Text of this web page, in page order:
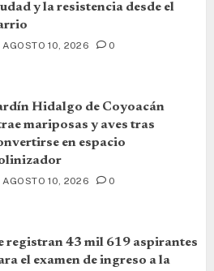
y la resistencia desde el
AGOSTO 10, 2026 0
Hidalgo de Coyoacán
mariposas y aves tras
en espacio
AGOSTO 10, 2026 0
registran 43 mil 619 aspirantes
el examen de ingreso a la